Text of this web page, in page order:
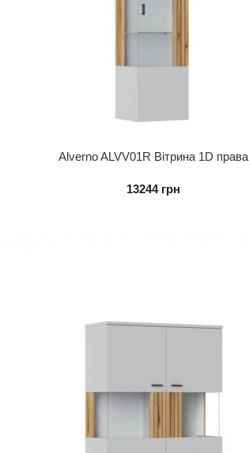
Alverno ALVV01R Вітрина 1D права
13244 грн